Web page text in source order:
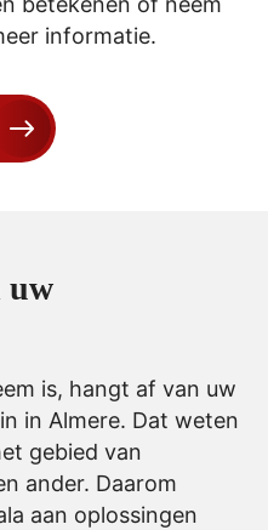
informatie.
uw
is, hangt af van uw
in Almere. Dat weten
gebied van
ander. Daarom
aan oplossingen